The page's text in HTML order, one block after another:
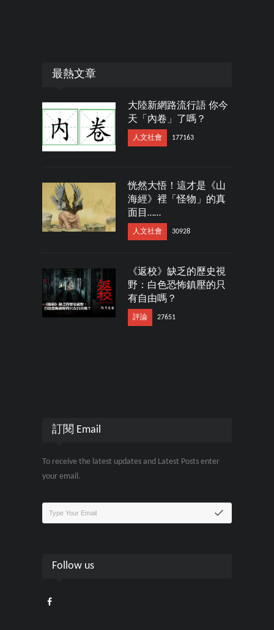
最熱文章
大陸新網路流行語 你今
天「內卷」了嗎？
人文社會 177163
恍然大悟！這才是《山
海經》裡「怪物」的真
面目……
人文社會 30928
《返校》缺乏的歷史視
野：白色恐怖鎮壓的只
有自由嗎？
評論 27651
訂閱 Email
To receive the latest updates and Latest Posts enter
your email.
Follow us